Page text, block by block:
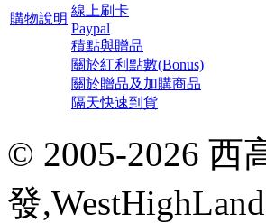
購物說明
線上刷卡
Paypal
積點與贈品
關於紅利點數(Bonus)
關於贈品及加購商品
隔天快速到貨
© 2005-2026 西
發